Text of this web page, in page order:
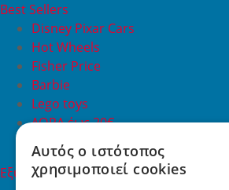
Best Sellers
Disney Pixar Cars
Hot Wheels
Fisher Price
Barbie
Lego toys
ΔΩΡΑ έως 20€
ΠΡΟΣΦΟΡΕΣ
Εξυπηρέτηση Πελατών
Αυτός ο ιστότοπος
χρησιμοποιεί cookies